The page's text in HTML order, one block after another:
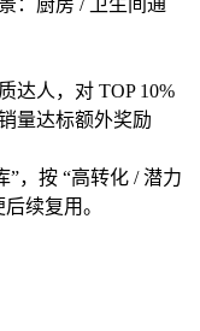
达人，对 TOP 10%
量达标额外奖励
”，按 “高转化 / 潜力
续复用。